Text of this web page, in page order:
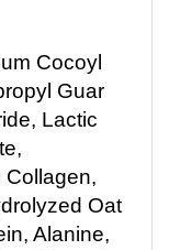
Cocoyl
Guar
Lactic
Collagen,
Oat
Alanine,